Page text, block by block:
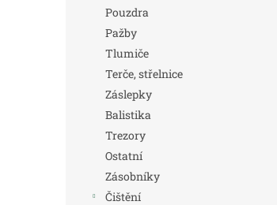
Pouzdra
Pažby
Tlumiče
Terče, střelnice
Záslepky
Balistika
Trezory
Ostatní
Zásobníky
Čištění